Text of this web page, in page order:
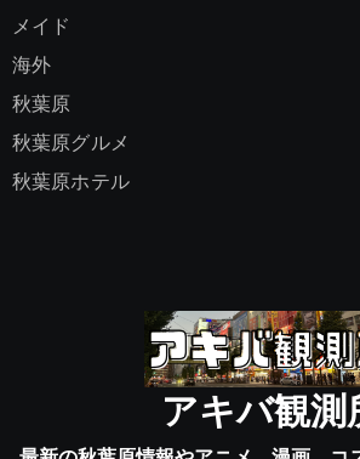
メイド
海外
秋葉原
秋葉原グルメ
秋葉原ホテル
アキバ観測